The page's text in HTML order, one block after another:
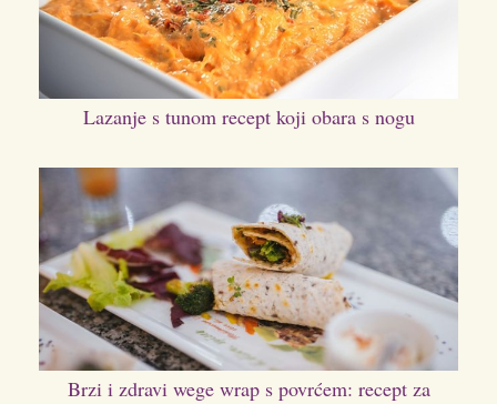
Lazanje s tunom recept koji obara s nogu
Brzi i zdravi wege wrap s povrćem: recept za